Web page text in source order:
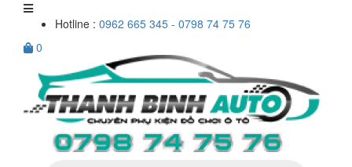
Hotline : 0962 665 345 - 0798 74 75 76
0